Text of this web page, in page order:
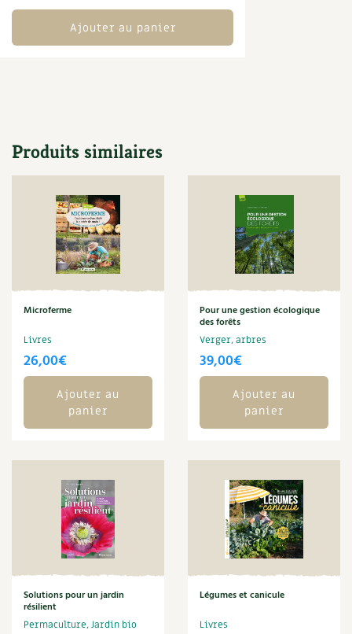
Carnets de saison
Conseils vidéo des
Secrets d’abonné
La vie secrète du jardin
BD : La folle histoire des plantes
Ajouter au panier
Produits similaires
Microferme
Livres
26,00€
Ajouter au
panier
Pour une gestion écologique
des forêts
Verger, arbres
39,00€
Ajouter au
panier
Solutions pour un jardin
résilient
Permaculture, Jardin bio
Légumes et canicule
Livres